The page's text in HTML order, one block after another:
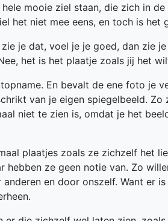
mooie ziel staan, die zich in
het niet mee eens, en toch is het
je dat, voel je je goed, dan zie
het is het plaatje zoals jij het
En bevalt de ene foto je
van je eigen spiegelbeeld.
niet te zien is, omdat je het
plaatjes zoals ze zichzelf het
ze geen notie van. Zo
en door onszelf. Want er